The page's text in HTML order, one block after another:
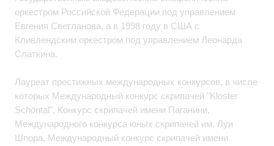
оркестром Российской Федерации под управлением
Евгения Светланова, а в 1998 году в США с
Кливлендским оркестром под управлением Леонарда
Слаткина.
Лауреат престижных международных конкурсов, в числе
которых Международный конкурс скрипачей "Kloster
Schöntal", Конкурс скрипачей имени Паганини,
Международного конкурса юных скрипачей им. Луи
Шпора, Международный конкурс скрипачей имени